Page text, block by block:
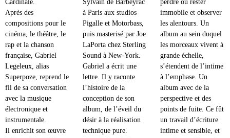
Cardinale.
Après des
compositions pour le
cinéma, le théâtre, le
rap et la chanson
française, Gabriel
Legeleux, alias
Superpoze, reprend le
fil de sa conversation
avec la musique
électronique et
instrumentale.
Il enrichit son œuvre
Sylvain de Barbeyrac
à Paris aux studios
Pigalle et Motorbass,
puis masterisé par Joe
LaPorta chez Sterling
Sound à New-York.
Gabriel a écrit une
lettre. Il y raconte
l’histoire de la
conception de son
album, de l’éveil du
désir à la réalisation
technique pure.
perdre ou rester
immobile et observer
les alentours. Un
album au sein duquel
les morceaux vivent à
grande échelle,
s’étendent de l’intime
à l’emphase. Un
album avec de la
perspective et des
points de fuite. Ce fût
un travail d’écriture
intime et sensible, et